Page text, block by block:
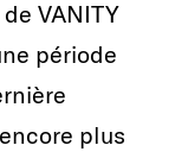
VANITY
période
plus